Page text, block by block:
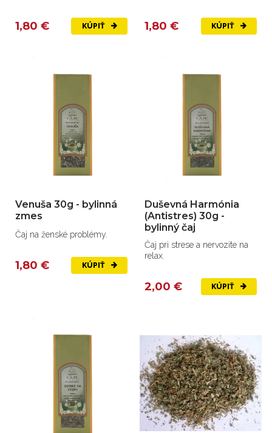
1,80 € KÚPIŤ 1,80 € KÚPIŤ
Venuša 30g - bylinná
zmes
Čaj na ženské problémy.
1,80 € KÚPIŤ
Duševná Harmónia
(Antistres) 30g -
bylinný čaj
Čaj pri strese a nervozite na
relax.
2,00 € KÚPIŤ